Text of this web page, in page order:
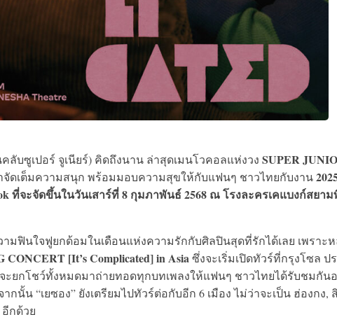
ลับซูเปอร์ จูเนียร์) คิดถึงนาน ล่าสุดเมนโวคอลแห่งวง SUPER
จัดเต็มความสนุก พร้อมมอบความสุขให้กับแฟนๆ ชาวไทยกับงาน
ที่จะจัดขึ้นในวันเสาร์ที่ 8 กุมภาพันธ์ 2568 ณ โรงละครเคแบงก์สยา
ามฟินใจฟูยกด้อมในเดือนแห่งความรักกับศิลปินสุดที่รักได้เลย เพราะ
CONCERT [It’s Complicated] in Asiaซึ่งจะเริ่มเปิดทัวร์ที่กรุงโซล ป
ะยกโชว์ทั้งหมดมาถ่ายทอดทุกบทเพลงให้แฟนๆ ชาวไทยได้รับชมกัน
นั้น “เยซอง” ยังเตรียมไปทัวร์ต่อกับอีก 6 เมือง ไม่ว่าจะเป็น ฮ่องกง,
อีกด้วย